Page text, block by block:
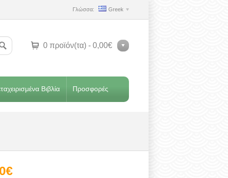
Γλώσσα: Greek
0 προϊόν(τα) - 0,00€
Βιβλία Προσφορές